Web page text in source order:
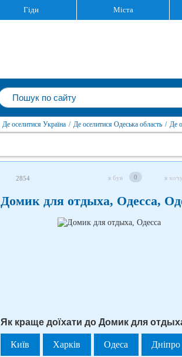
Гіди Міста
Де оселитися Україна / Де оселитися Одеська область / Де
2854 я був 0 я
Домик для отдыха, Одесса,
Як краще доїхати до Домик для
Київ Харків Одеса Дніпро